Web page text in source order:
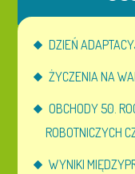
DZIEŃ
ŻYCZENIA NA
OBCHODY 50.
ROBOTNICZYCH
WYNIKI